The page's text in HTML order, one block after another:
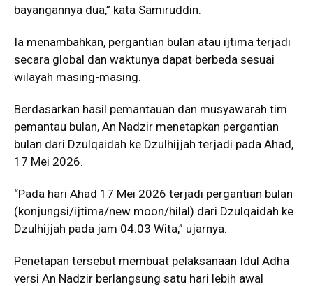
bayangannya dua,” kata Samiruddin.
Ia menambahkan, pergantian bulan atau ijtima terjadi
secara global dan waktunya dapat berbeda sesuai
wilayah masing-masing.
Berdasarkan hasil pemantauan dan musyawarah tim
pemantau bulan, An Nadzir menetapkan pergantian
bulan dari Dzulqaidah ke Dzulhijjah terjadi pada Ahad,
17 Mei 2026.
“Pada hari Ahad 17 Mei 2026 terjadi pergantian bulan
(konjungsi/ijtima/new moon/hilal) dari Dzulqaidah ke
Dzulhijjah pada jam 04.03 Wita,” ujarnya.
Penetapan tersebut membuat pelaksanaan Idul Adha
versi An Nadzir berlangsung satu hari lebih awal